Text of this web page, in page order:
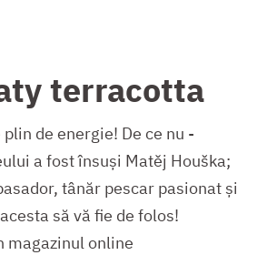
terracotta
de energie! De ce nu -
a fost însuși Matěj Houška;
tânăr pescar pasionat și
să vă fie de folos!
magazinul online